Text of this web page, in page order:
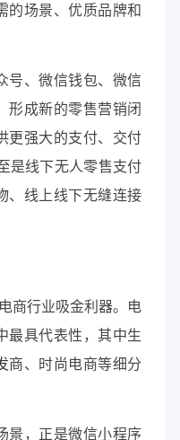
的场景、优质品牌和
号、微信钱包、微信
形成新的零售营销闭
更强大的支付、交付
是线下无人零售支付
、线上线下无缝连接
商行业吸金利器。电
最具代表性，其中生
商、时尚电商等细分
景，正是微信小程序